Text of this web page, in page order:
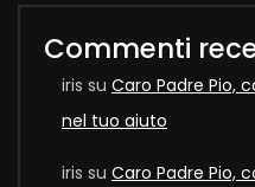
Commenti
iris su Caro Padre Pio,
nel tuo aiuto
iris su Caro Padre Pio,